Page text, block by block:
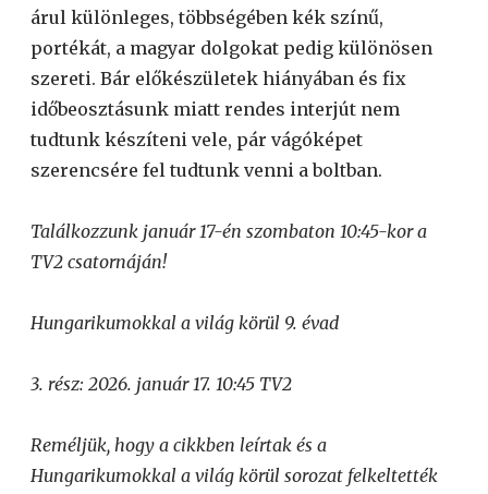
árul különleges, többségében kék színű,
portékát, a magyar dolgokat pedig különösen
szereti. Bár előkészületek hiányában és fix
időbeosztásunk miatt rendes interjút nem
tudtunk készíteni vele, pár vágóképet
szerencsére fel tudtunk venni a boltban.
Találkozzunk január 17-én szombaton 10:45-kor a
TV2 csatornáján!
Hungarikumokkal a világ körül 9. évad
3. rész: 2026. január 17. 10:45 TV2
Reméljük, hogy a cikkben leírtak és a
Hungarikumokkal a világ körül sorozat felkeltették